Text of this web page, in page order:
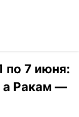
по 7 июня:
а Ракам —